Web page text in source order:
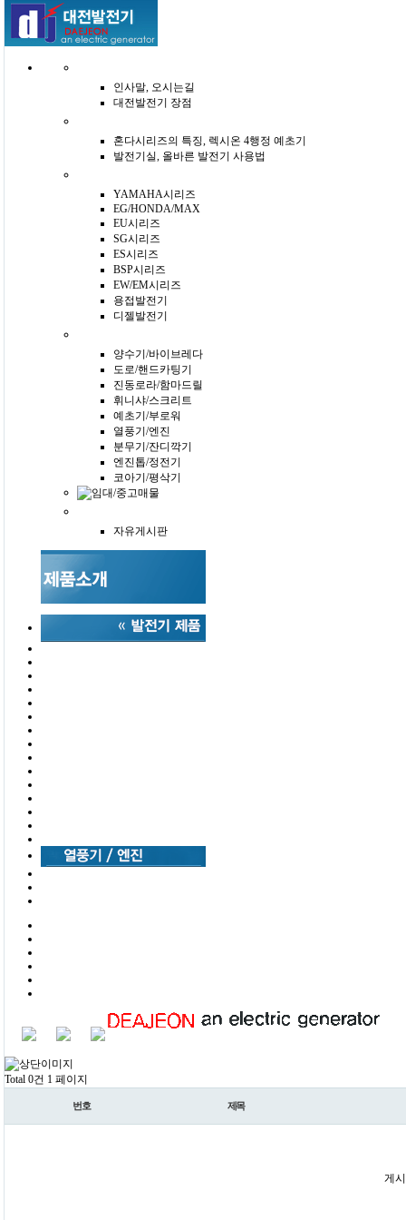
인사말, 오시는길
대전발전기 장점
혼다시리즈의 특징, 렉시온 4행정 예초기
발전기실, 올바른 발전기 사용법
YAMAHA시리즈
EG/HONDA/MAX
EU시리즈
SG시리즈
ES시리즈
BSP시리즈
EW/EM시리즈
용접발전기
디젤발전기
양수기/바이브레다
도로/핸드카팅기
진동로라/함마드릴
휘니샤/스크리트
예초기/부로워
열풍기/엔진
분무기/잔디깍기
엔진톱/정전기
코아기/평삭기
자유게시판
Total 0건 1 페이지
번호 제목
게